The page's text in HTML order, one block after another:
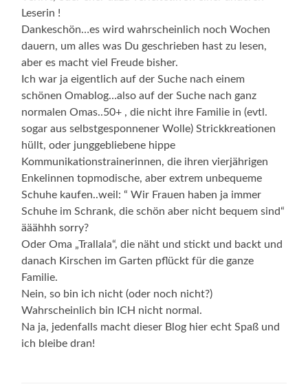
Leserin !
Dankeschön…es wird wahrscheinlich noch Wochen
dauern, um alles was Du geschrieben hast zu lesen,
aber es macht viel Freude bisher.
Ich war ja eigentlich auf der Suche nach einem
schönen Omablog…also auf der Suche nach ganz
normalen Omas..50+ , die nicht ihre Familie in (evtl.
sogar aus selbstgesponnener Wolle) Strickkreationen
hüllt, oder junggebliebene hippe
Kommunikationstrainerinnen, die ihren vierjährigen
Enkelinnen topmodische, aber extrem unbequeme
Schuhe kaufen..weil: “ Wir Frauen haben ja immer
Schuhe im Schrank, die schön aber nicht bequem sind“
ääähhh sorry?
Oder Oma „Trallala“, die näht und stickt und backt und
danach Kirschen im Garten pflückt für die ganze
Familie.
Nein, so bin ich nicht (oder noch nicht?)
Wahrscheinlich bin ICH nicht normal.
Na ja, jedenfalls macht dieser Blog hier echt Spaß und
ich bleibe dran!